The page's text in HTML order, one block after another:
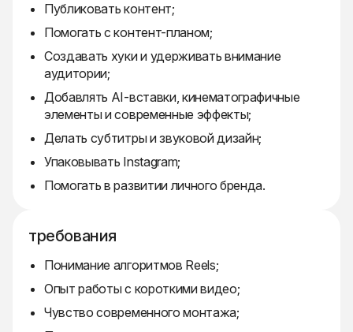
Публиковать контент;
Помогать с контент-планом;
Создавать хуки и удерживать внимание
аудитории;
Добавлять AI-вставки, кинематографичные
элементы и современные эффекты;
Делать субтитры и звуковой дизайн;
Упаковывать Instagram;
Помогать в развитии личного бренда.
требования
Понимание алгоритмов Reels;
Опыт работы с короткими видео;
Чувство современного монтажа;